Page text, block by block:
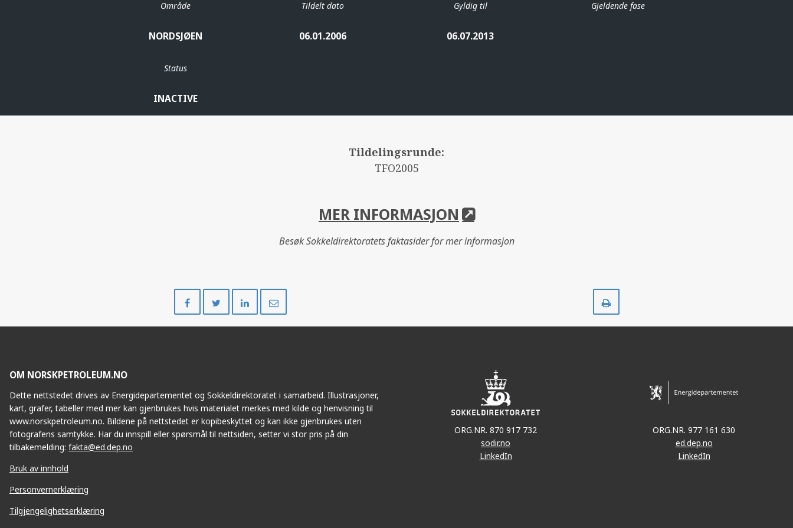
Område
NORDSJØEN
Tildelt dato
06.01.2006
Gyldig til
06.07.2013
Gjeldende fase
Status
INACTIVE
Tildelingsrunde:
TFO2005
MER INFORMASJON
Besøk Sokkeldirektoratets faktasider for mer informasjon
på
på
på
OM NORSKPETROLEUM.NO
Dette nettstedet drives av Energidepartementet og Sokkeldirektoratet i samarbeid. Illustrasjoner,
kart, grafer, tabeller med mer kan gjenbrukes hvis materialet merkes med kilde og henvisning til
www.norskpetroleum.no. Bildene på nettstedet er kopibeskyttet og kan ikke gjenbrukes uten
fotografens samtykke. Har du innspill eller spørsmål til nettsiden, setter vi stor pris på din
tilbakemelding: fakta@ed.dep.no
Bruk av innhold
Personvernerklæring
Tilgjengelighetserklæring
ORG.NR. 870 917 732
sodir.no
LinkedIn
ORG.NR. 977 161 630
ed.dep.no
LinkedIn